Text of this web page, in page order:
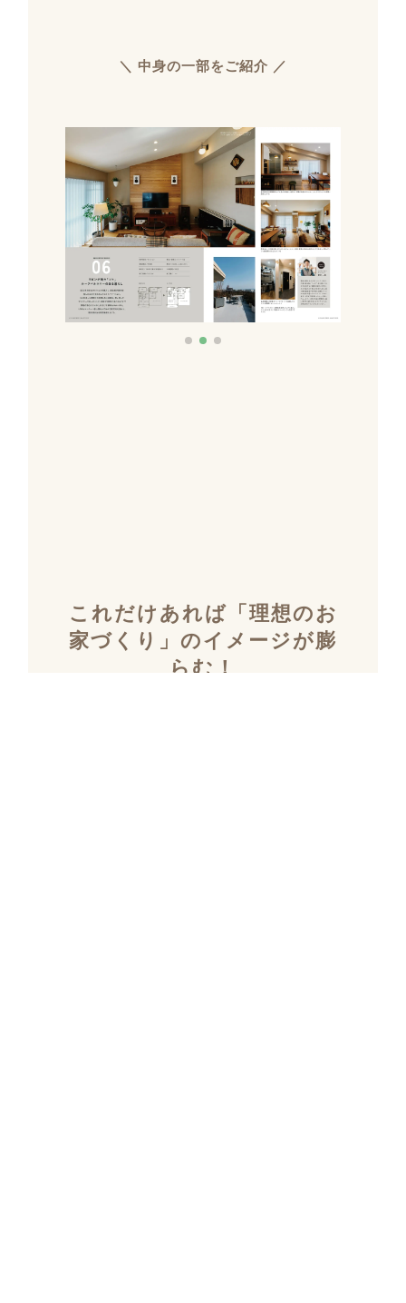
＼ 中身の一部をご紹介 ／
これだけあれば「理想のお
家づくり」のイメージが膨
らむ！